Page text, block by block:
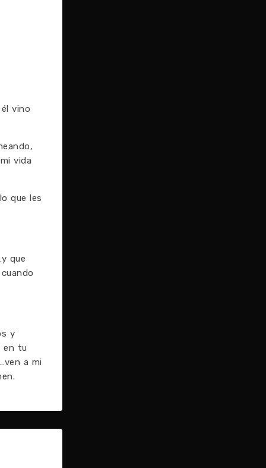
vino
vida
que les
que
y
en tu
a mi